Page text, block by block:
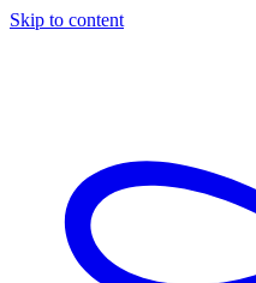
Skip to content